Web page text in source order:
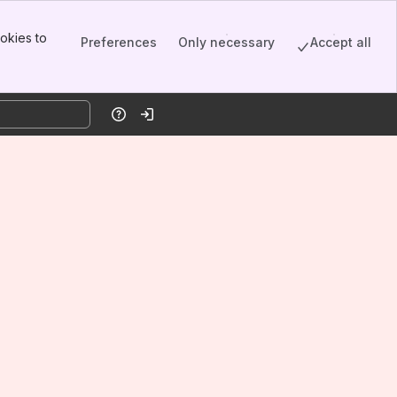
to
Preferences Only necessary Accept all
HelpLog in